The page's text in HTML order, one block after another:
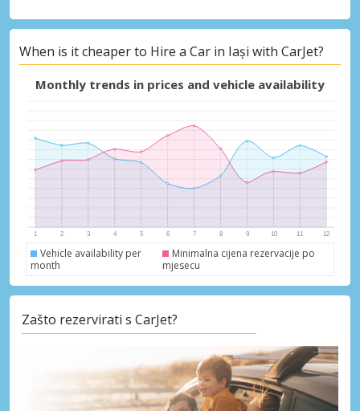
Pristupite ekskluzivnim ponudama naših
dobavljača
Prijava putem eLinka
When is it cheaper to Hire a Car in Iași with CarJet?
Monthly trends in prices and vehicle availability
Vehicle availability per
month
Minimalna cijena rezervacije po
mjesecu
Zašto rezervirati s CarJet?